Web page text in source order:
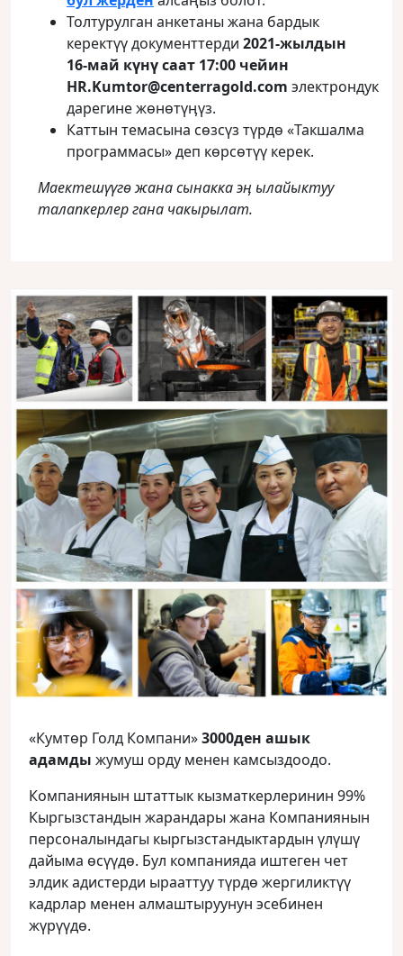
Толтурулган анкетаны жана бардык
керектүү документтерди 2021-жылдын
16-май күнү саат 17:00 чейин
HR.Kumtor@centerragold.com электрондук
дарегине жөнөтүӊүз.
Каттын темасына сөзсүз түрдө «Такшалма
программасы» деп кɵрсɵтүү керек.
Маектешүүгө жана сынакка эӊ ылайыктуу
талапкерлер гана чакырылат.
«Кумтөр Голд Компани»3000ден ашык
адамды жумуш орду менен камсыздоодо.
Компаниянын штаттык кызматкерлеринин 99%
Кыргызстандын жарандары жана Компаниянын
персоналындагы кыргызстандыктардын үлүшү
дайыма өсүүдө. Бул компанияда иштеген чет
элдик адистерди ырааттуу түрдө жергиликтүү
кадрлар менен алмаштыруунун эсебинен
жүрүүдө.